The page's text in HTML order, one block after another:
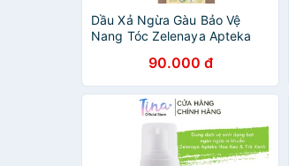
Dầu Xả Ngừa Gàu Bảo Vệ
Nang Tóc Zelenaya Apteka
Dầu 300ml90.000 đ